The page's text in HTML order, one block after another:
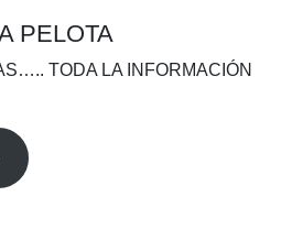
PELOTA
TODA LA INFORMACIÓN